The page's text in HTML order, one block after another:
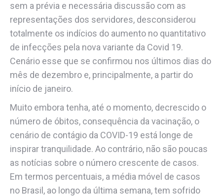
sem a prévia e necessária discussão com as
representações dos servidores, desconsiderou
totalmente os indícios do aumento no quantitativo
de infecções pela nova variante da Covid 19.
Cenário esse que se confirmou nos últimos dias do
mês de dezembro e, principalmente, a partir do
início de janeiro.
Muito embora tenha, até o momento, decrescido o
número de óbitos, consequência da vacinação, o
cenário de contágio da COVID-19 está longe de
inspirar tranquilidade. Ao contrário, não são poucas
as notícias sobre o número crescente de casos.
Em termos percentuais, a média móvel de casos
no Brasil, ao longo da última semana, tem sofrido